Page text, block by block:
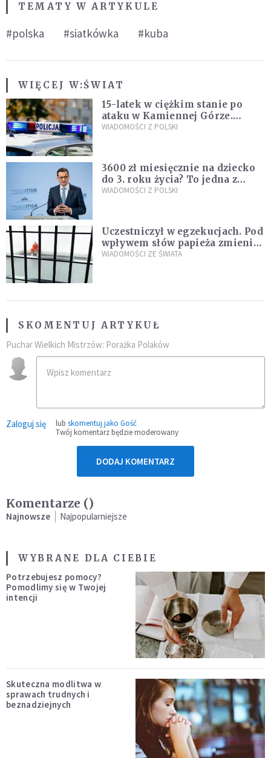
TEMATY W ARTYKULE
#polska #siatkówka #kuba
WIĘCEJ W:ŚWIAT
15-latek w ciężkim stanie po
ataku w Kamiennej Górze.
Policja zatrzymała dwóch
WIADOMOŚCI Z POLSKI
3600 zł miesięcznie na dziecko
do 3. roku życia? To jedna z
propozycji programu "Rozwój
WIADOMOŚCI Z POLSKI
Uczestniczył w egzekucjach. Pod
wpływem słów papieża zmienił
zdanie
WIADOMOŚCI ZE ŚWIATA
SKOMENTUJ ARTYKUŁ
Puchar Wielkich Mistrzów: Porażka Polaków
Zaloguj się lub skomentuj jako Gość
Twój komentarz będzie moderowany
DODAJ KOMENTARZ
Komentarze ()
Najnowsze Najpopularniejsze
WYBRANE DLA CIEBIE
Potrzebujesz pomocy?
Pomodlimy się w Twojej
intencji
Skuteczna modlitwa w
sprawach trudnych i
beznadziejnych